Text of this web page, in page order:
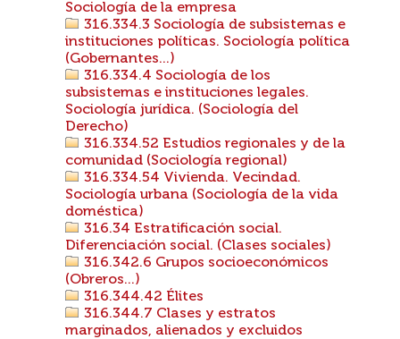
Sociología de la empresa
316.334.3 Sociología de subsistemas e
instituciones políticas. Sociología política
(Gobernantes...)
316.334.4 Sociología de los
subsistemas e instituciones legales.
Sociología jurídica. (Sociología del
Derecho)
316.334.52 Estudios regionales y de la
comunidad (Sociología regional)
316.334.54 Vivienda. Vecindad.
Sociología urbana (Sociología de la vida
doméstica)
316.34 Estratificación social.
Diferenciación social. (Clases sociales)
316.342.6 Grupos socioeconómicos
(Obreros...)
316.344.42 Élites
316.344.7 Clases y estratos
marginados, alienados y excluidos